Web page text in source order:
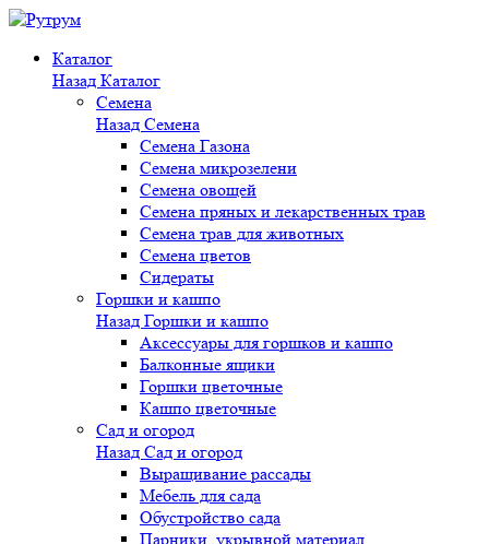
Каталог
Назад Каталог
Семена
Назад Семена
Семена Газона
Семена микрозелени
Семена овощей
Семена пряных и лекарственных трав
Семена трав для животных
Семена цветов
Сидераты
Горшки и кашпо
Назад Горшки и кашпо
Аксессуары для горшков и кашпо
Балконные ящики
Горшки цветочные
Кашпо цветочные
Сад и огород
Назад Сад и огород
Выращивание рассады
Мебель для сада
Обустройство сада
Парники, укрывной материал